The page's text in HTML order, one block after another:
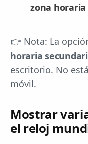
zona horaria
👉 Nota: La
horaria
escritorio. No
móvil.
Mostrar
el reloj